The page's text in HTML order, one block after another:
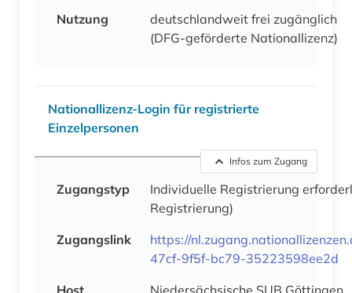
Nutzung
deutschlandweit frei zugänglich
(DFG-geförderte Nationallizenz)
Nationallizenz-Login für registrierte
Einzelpersonen
Infos zum Zugang
Zugangstyp
Individuelle Registrierung
Registrierung)
Zugangslink
https://
47cf-9f5f-bc79-35223598ee2d
Host
Niedersächsische SUB Göttingen